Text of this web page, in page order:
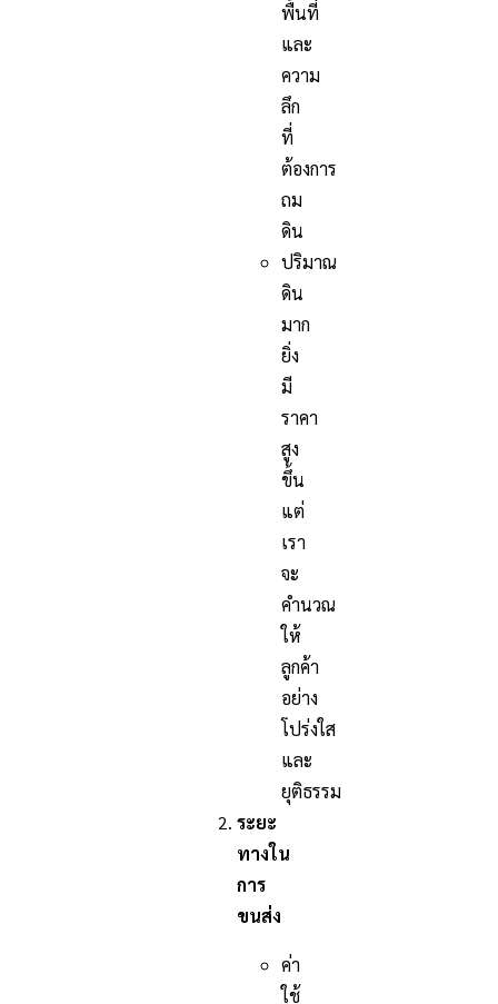
พื้นที่
และ
ความ
ลึก
ที่
ต้องการ
ถม
ดิน
ปริมาณ
ดิน
มาก
ยิ่ง
มี
ราคา
สูง
ขึ้น
แต่
เรา
จะ
คำนวณ
ให้
ลูกค้า
อย่าง
โปร่งใส
และ
ยุติธรรม
ระยะ
ทางใน
การ
ขนส่ง
ค่า
ใช้